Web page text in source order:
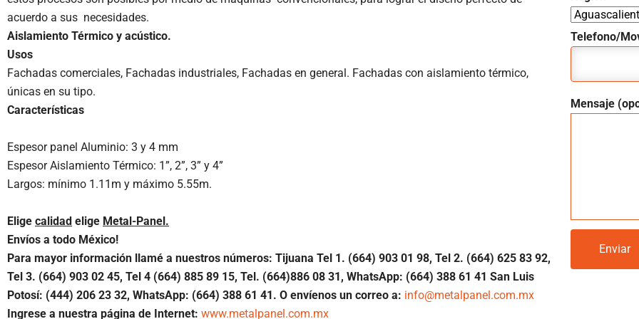
acuerdo a sus necesidades.
Aislamiento Térmico y acústico.
Usos
Fachadas comerciales, Fachadas industriales, Fachadas en general. Fachadas con aislamiento térmico,
únicas en su tipo.
Características
Espesor panel Aluminio: 3 y 4 mm
Espesor Aislamiento Térmico: 1”, 2”, 3” y 4”
Largos: mínimo 1.11m y máximo 5.55m.
Elige calidad elige Metal-Panel.
Envíos a todo México!
Para mayor información llamé a nuestros números: Tijuana Tel 1. (664) 903 01 98, Tel 2. (664) 625 83 92,
Tel 3. (664) 903 02 45, Tel 4 (664) 885 89 15, Tel. (664)886 08 31, WhatsApp: (664) 388 61 41 San Luis
Potosí: (444) 206 23 32, WhatsApp: (664) 388 61 41. O envíenos un correo a: info@metalpanel.com.mx
Ingrese a nuestra página de Internet: www.metalpanel.com.mx
Telefono/
Mensaje